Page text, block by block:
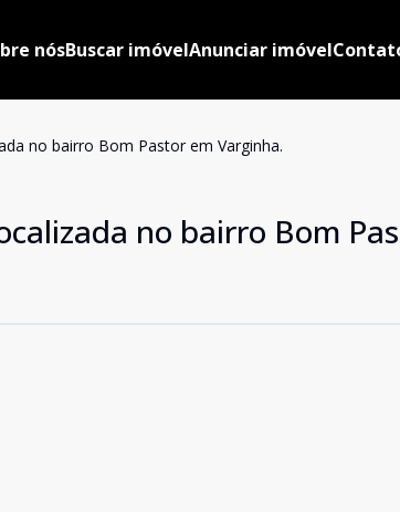
nósBuscar imóvelAnunciar imóvel
no bairro Bom Pastor em Varginha.
no bairro Bom